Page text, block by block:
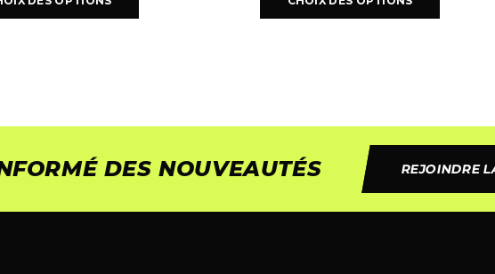
DES NOUVEAUTÉS REJOINDRE